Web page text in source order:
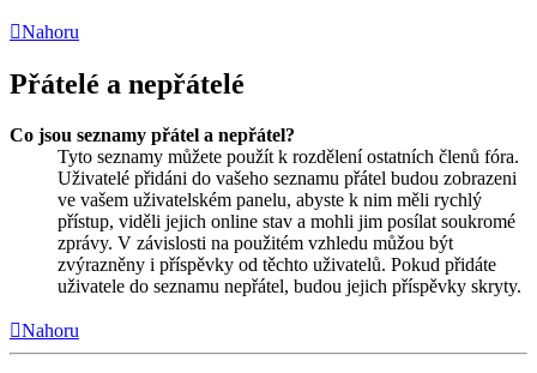
Nahoru
Přátelé a nepřátelé
Co jsou seznamy přátel a nepřátel?
Tyto seznamy můžete použít k rozdělení ostatních členů fóra.
Uživatelé přidáni do vašeho seznamu přátel budou zobrazeni
ve vašem uživatelském panelu, abyste k nim měli rychlý
přístup, viděli jejich online stav a mohli jim posílat soukromé
zprávy. V závislosti na použitém vzhledu můžou být
zvýrazněny i příspěvky od těchto uživatelů. Pokud přidáte
uživatele do seznamu nepřátel, budou jejich příspěvky skryty.
Nahoru